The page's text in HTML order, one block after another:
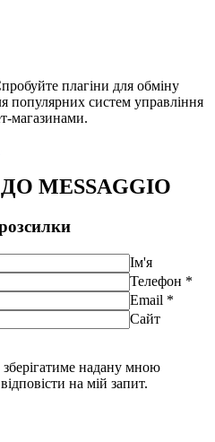
плагіни для обміну
популярних систем управління
магазинами.
MESSAGGIO
Ім'я
Телефон *
Email *
Сайт
надану мною
на мій запит.